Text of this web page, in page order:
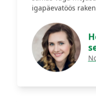
igapäevatöös